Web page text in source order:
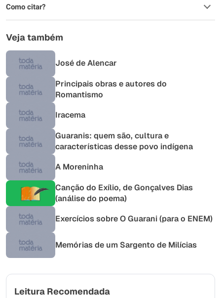
Como citar?
Veja também
José de Alencar
Principais obras e autores do
Romantismo
Iracema
Guaranis: quem são, cultura e
características desse povo indígena
A Moreninha
Canção do Exílio, de Gonçalves Dias
(análise do poema)
Exercícios sobre O Guarani (para o ENEM)
Memórias de um Sargento de Milícias
Leitura Recomendada